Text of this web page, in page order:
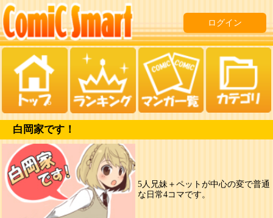
ログイン
白岡家です！
5人兄妹＋ペットが中心の変で普通
な日常4コマです。